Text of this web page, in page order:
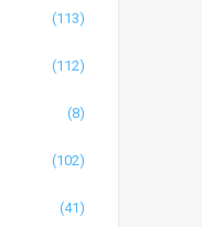
(113)
(112)
(8)
(102)
(41)